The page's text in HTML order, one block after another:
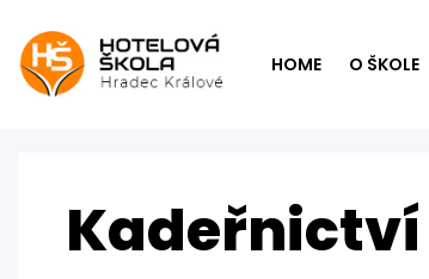
HOME O ŠKOLE
Kadeřnictví